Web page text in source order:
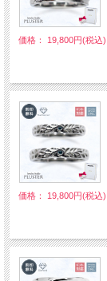
価格： 19,800円(税込)
価格： 19,800円(税込)